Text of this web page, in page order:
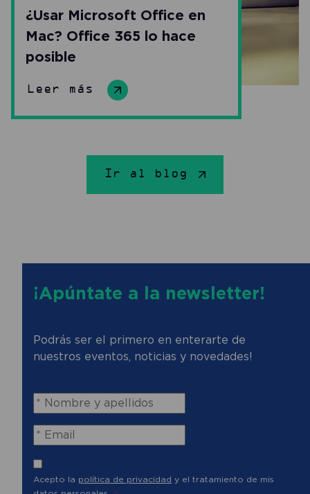
¿Usar Microsoft Office en
Mac? Office 365 lo hace
posible
Leer más
Ir al blog
¡Apúntate a la newsletter!
Podrás ser el primero en enterarte de
nuestros eventos, noticias y novedades!
Acepto la política de privacidad y el tratamiento de mis